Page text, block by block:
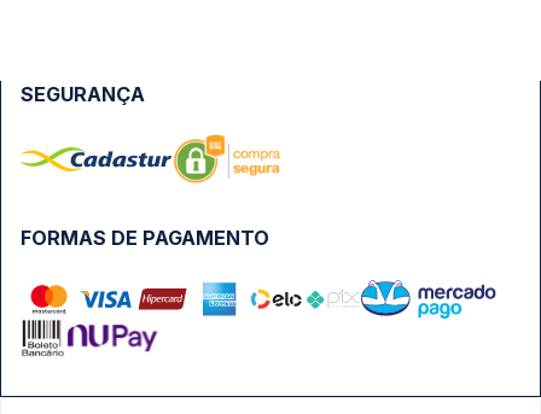
FORMAS DE PAGAMENTO
SEGURANÇA